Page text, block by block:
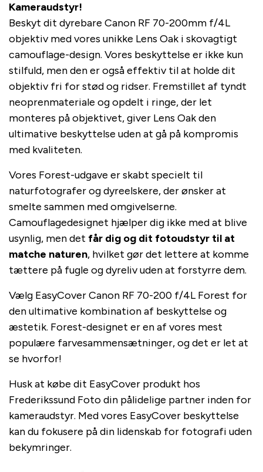
Kameraudstyr!
Beskyt dit dyrebare Canon RF 70-200mm f/4L
objektiv med vores unikke Lens Oak i skovagtigt
camouflage-design. Vores beskyttelse er ikke kun
stilfuld, men den er også effektiv til at holde dit
objektiv fri for stød og ridser. Fremstillet af tyndt
neoprenmateriale og opdelt i ringe, der let
monteres på objektivet, giver Lens Oak den
ultimative beskyttelse uden at gå på kompromis
med kvaliteten.
Vores Forest-udgave er skabt specielt til
naturfotografer og dyreelskere, der ønsker at
smelte sammen med omgivelserne.
Camouflagedesignet hjælper dig ikke med at blive
usynlig, men det får dig og dit fotoudstyr til at
matche naturen, hvilket gør det lettere at komme
tættere på fugle og dyreliv uden at forstyrre dem.
Vælg EasyCover Canon RF 70-200 f/4L Forest for
den ultimative kombination af beskyttelse og
æstetik. Forest-designet er en af vores mest
populære farvesammensætninger, og det er let at
se hvorfor!
Husk at købe dit EasyCover produkt hos
Frederikssund Foto din pålidelige partner inden for
kameraudstyr. Med vores EasyCover beskyttelse
kan du fokusere på din lidenskab for fotografi uden
bekymringer.